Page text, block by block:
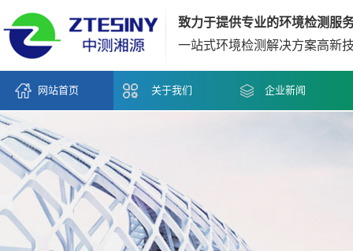
致力于提供专业的环境检测服
一站式环境检测解决方案高新
网站首页 关于我们 企业新闻